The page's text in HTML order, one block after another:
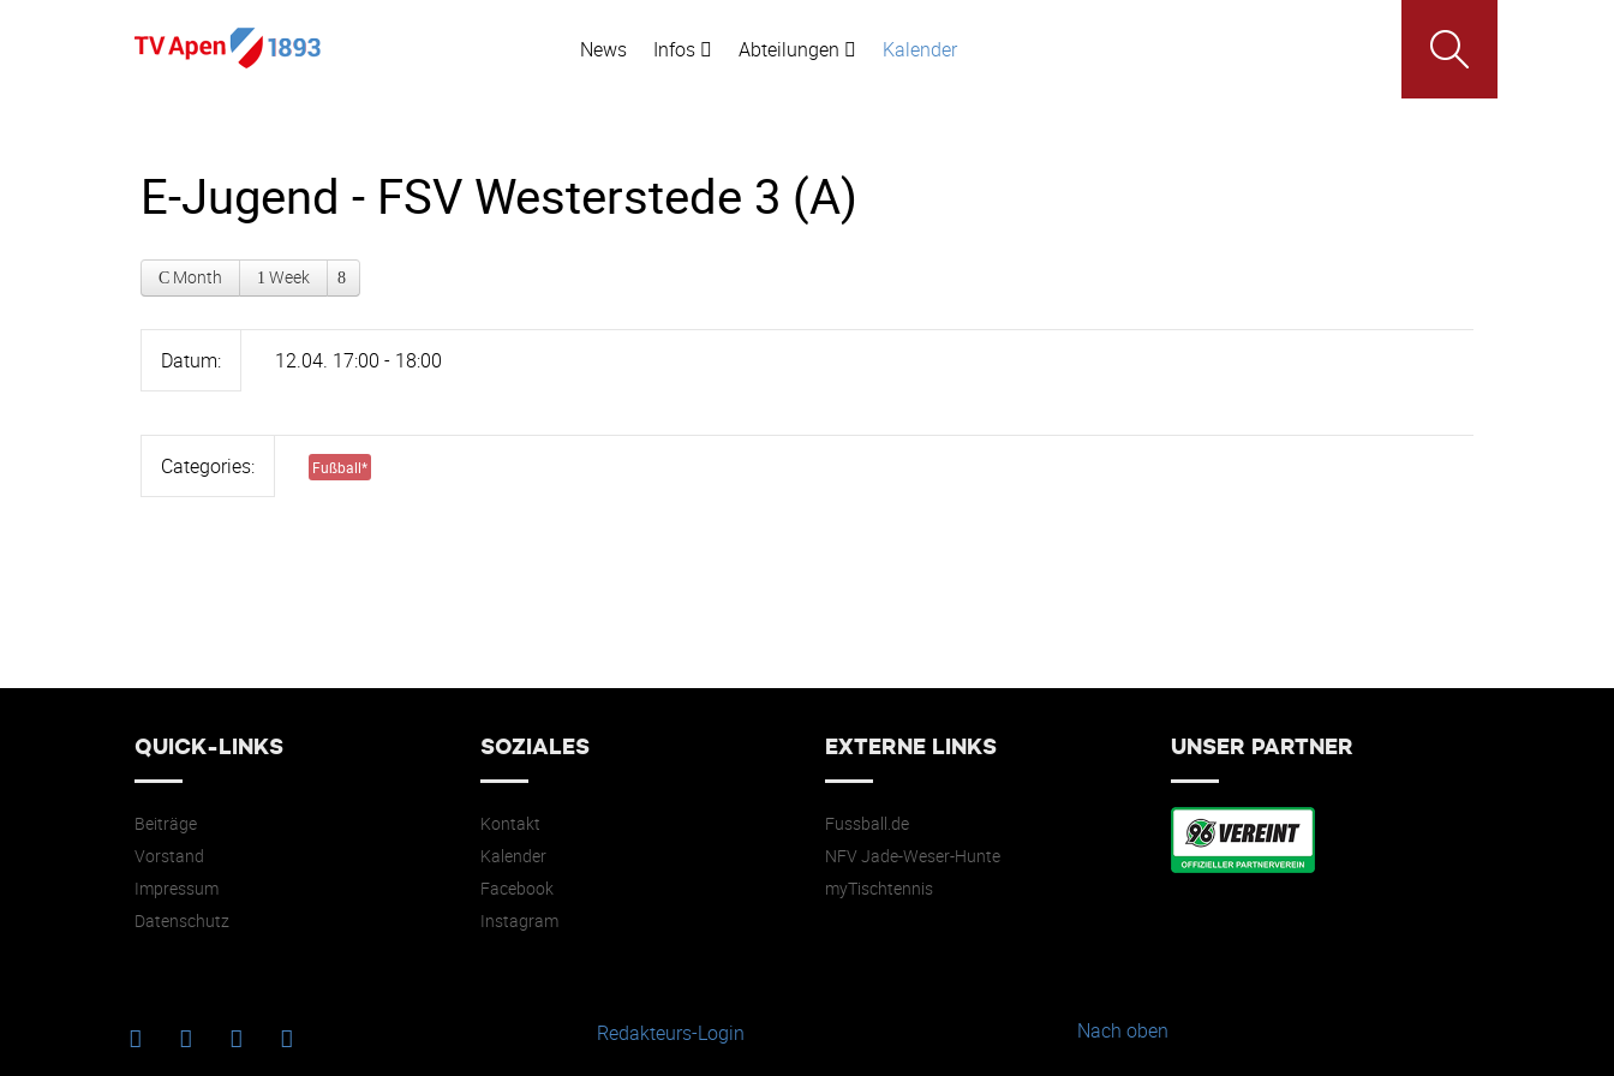
News Infos Abteilungen Kalender
E-Jugend - FSV Westerstede 3 (A)
Month Week
Datum: 12.04. 17:00 - 18:00
Categories: Fußball*
QUICK-LINKS
Beiträge
Vorstand
Impressum
Datenschutz
SOZIALES
Kontakt
Kalender
Facebook
Instagram
EXTERNE LINKS
Fussball.de
NFV Jade-Weser-Hunte
myTischtennis
UNSER PARTNER
Redakteurs-Login Nach oben